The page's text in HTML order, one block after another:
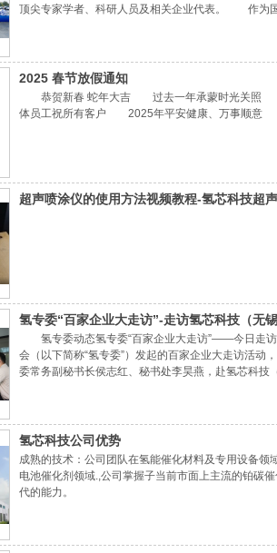
顶尖专家学者、科研人员及相关企业代表。 作为
2025 春节放假通知
恭贺新春 蛇年大吉 过去一年承蒙时光关照
体员工祝所有客户 2025年平安健康、万事顺意
超声喷涂仪的使用方法视频教程-氢芯科技超
氢专委“百家企业大走访”-走访氢芯科技（无
氢专委动态氢专委“百家企业大走访”——今日走
会（以下简称“氢专委”）发起的百家企业大走访活
委常务副秘书长侯志红、秘书处李昊燕，赴氢芯科
氢芯科技公司优势
成熟的技术：公司团队在氢能催化材料及专用设备
电池催化剂领域.,公司掌握子当前市面上主流的铂碳
代的能力。